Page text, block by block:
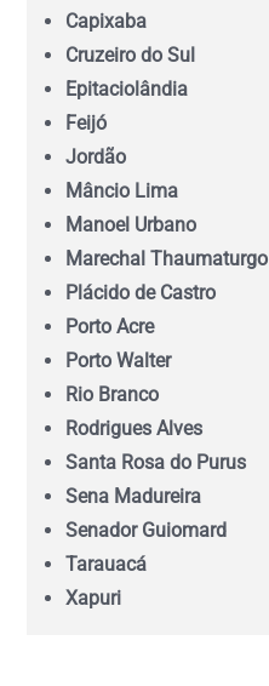
Capixaba
Cruzeiro do Sul
Epitaciolândia
Feijó
Jordão
Mâncio Lima
Manoel Urbano
Marechal Thaumaturgo
Plácido de Castro
Porto Acre
Porto Walter
Rio Branco
Rodrigues Alves
Santa Rosa do Purus
Sena Madureira
Senador Guiomard
Tarauacá
Xapuri